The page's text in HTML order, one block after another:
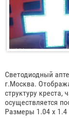
Светодиодный
г.Москва.
структуру креста,
осуществляется
Размеры 1.04 х 1.4